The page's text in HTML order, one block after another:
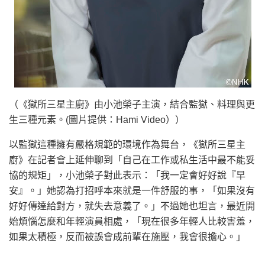
（《獄所三星主廚》由小池榮子主演，結合監獄、料理與更
生三種元素。(圖片提供：Hami Video））
以監獄這種擁有嚴格規範的環境作為舞台，《獄所三星主
廚》在記者會上延伸聊到「自己在工作或私生活中最不能妥
協的規矩」，小池榮子對此表示：「我一定會好好說『早
安』。」她認為打招呼本來就是一件舒服的事，「如果沒有
好好傳達給對方，就失去意義了。」不過她也坦言，最近開
始煩惱怎麼和年輕演員相處，「現在很多年輕人比較害羞，
如果太積極，反而被誤會成前輩在施壓，我會很擔心。」